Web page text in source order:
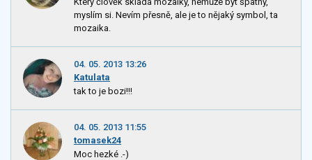
myslím si. Nevím přesně, ale je to nějaký symbol, ta
mozaika.
04. 05. 2013 13:26
Katulata
tak to je bozi!!!
04. 05. 2013 11:55
tomasek24
Moc hezké .-)